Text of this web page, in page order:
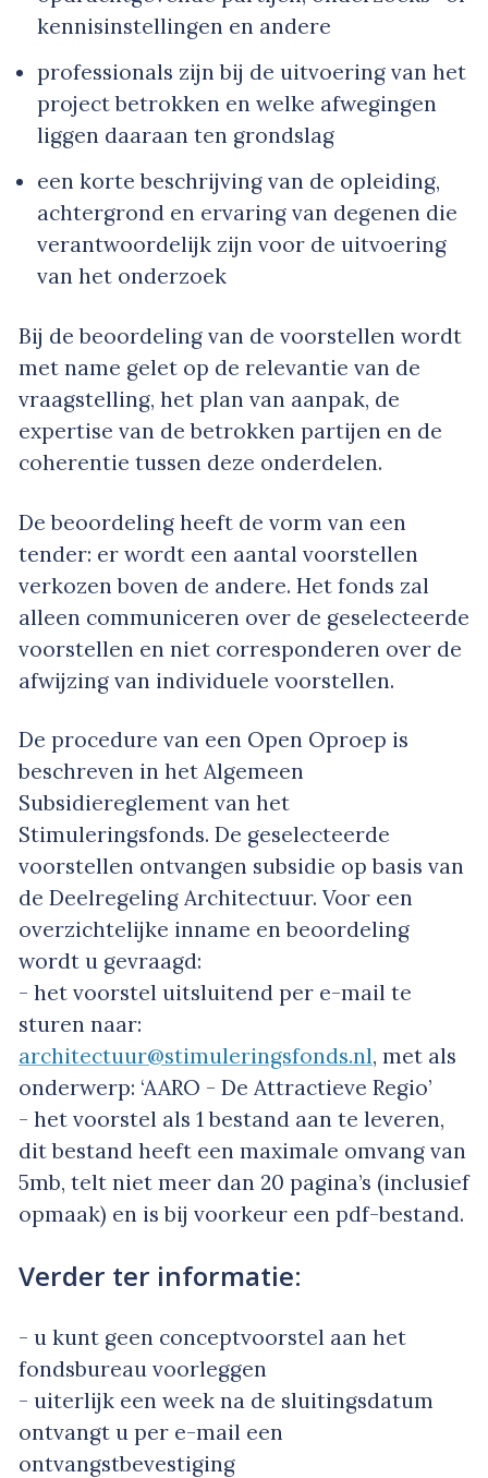
kennisinstellingen en andere
professionals zijn bij de uitvoering van het
project betrokken en welke afwegingen
liggen daaraan ten grondslag
een korte beschrijving van de opleiding,
achtergrond en ervaring van degenen die
verantwoordelijk zijn voor de uitvoering
van het onderzoek
Bij de beoordeling van de voorstellen wordt
met name gelet op de relevantie van de
vraagstelling, het plan van aanpak, de
expertise van de betrokken partijen en de
coherentie tussen deze onderdelen.
De beoordeling heeft de vorm van een
tender: er wordt een aantal voorstellen
verkozen boven de andere. Het fonds zal
alleen communiceren over de geselecteerde
voorstellen en niet corresponderen over de
afwijzing van individuele voorstellen.
De procedure van een Open Oproep is
beschreven in het Algemeen
Subsidiereglement van het
Stimuleringsfonds. De geselecteerde
voorstellen ontvangen subsidie op basis van
de Deelregeling Architectuur. Voor een
overzichtelijke inname en beoordeling
wordt u gevraagd:
- het voorstel uitsluitend per e-mail te
sturen naar:
architectuur@stimuleringsfonds.nl, met als
onderwerp: ‘AARO - De Attractieve Regio’
- het voorstel als 1 bestand aan te leveren,
dit bestand heeft een maximale omvang van
5mb, telt niet meer dan 20 pagina’s (inclusief
opmaak) en is bij voorkeur een pdf-bestand.
Verder ter informatie:
- u kunt geen conceptvoorstel aan het
fondsbureau voorleggen
- uiterlijk een week na de sluitingsdatum
ontvangt u per e-mail een
ontvangstbevestiging